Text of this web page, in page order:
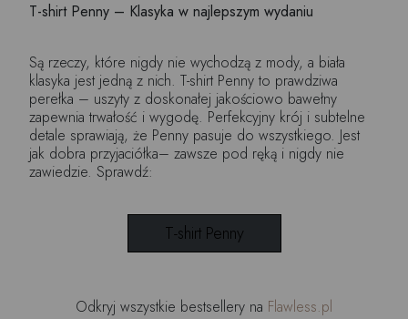
T-shirt Penny – Klasyka w najlepszym wydaniu
Są rzeczy, które nigdy nie wychodzą z mody, a biała
klasyka jest jedną z nich. T-shirt Penny to prawdziwa
perełka – uszyty z doskonałej jakościowo bawełny
zapewnia trwałość i wygodę. Perfekcyjny krój i subtelne
detale sprawiają, że Penny pasuje do wszystkiego. Jest
jak dobra przyjaciółka– zawsze pod ręką i nigdy nie
zawiedzie. Sprawdź:
T-shirt Penny
Odkryj wszystkie bestsellery na Flawless.pl